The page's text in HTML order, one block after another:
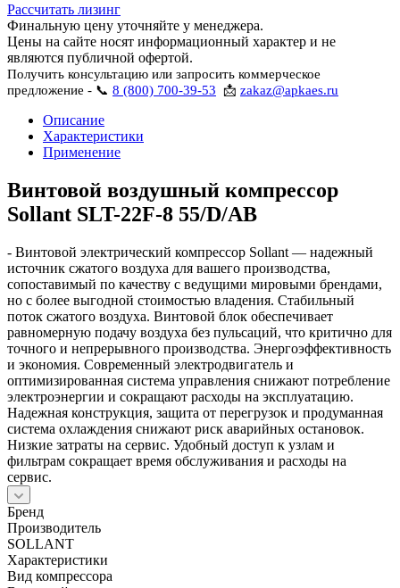
Рассчитать лизинг
Финальную цену уточняйте у менеджера.
Цены на сайте носят информационный характер и не
являются публичной офертой.
Получить консультацию или запросить коммерческое
предложение - 📞 8 (800) 700-39-53 📩 zakaz@apkaes.ru
Описание
Характеристики
Применение
Винтовой воздушный компрессор
Sollant SLT-22F-8 55/D/AB
- Винтовой электрический компрессор Sollant — надежный
источник сжатого воздуха для вашего производства,
сопоставимый по качеству с ведущими мировыми брендами,
но с более выгодной стоимостью владения. Стабильный
поток сжатого воздуха. Винтовой блок обеспечивает
равномерную подачу воздуха без пульсаций, что критично для
точного и непрерывного производства. Энергоэффективность
и экономия. Современный электродвигатель и
оптимизированная система управления снижают потребление
электроэнергии и сокращают расходы на эксплуатацию.
Надежная конструкция, защита от перегрузок и продуманная
система охлаждения снижают риск аварийных остановок.
Низкие затраты на сервис. Удобный доступ к узлам и
фильтрам сокращает время обслуживания и расходы на
сервис.
Бренд
Производитель
SOLLANT
Характеристики
Вид компрессора